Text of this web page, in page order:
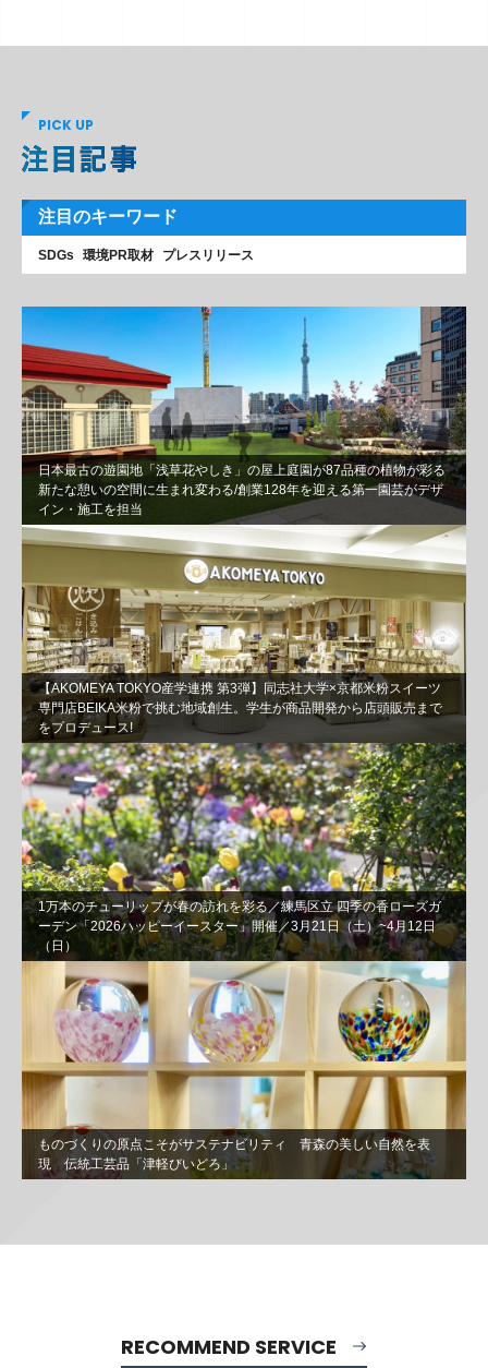
PICK UP
注目のキーワード
SDGs 環境PR取材 プレスリリース
日本最古の遊園地「浅草花やしき」の屋上庭園が87品種の植物が彩る
新たな憩いの空間に生まれ変わる/創業128年を迎える第一園芸がデザ
イン・施工を担当
【AKOMEYA TOKYO産学連携 第3弾】同志社⼤学×京都⽶粉スイーツ
専⾨店BEIKA⽶粉で挑む地域創⽣。学⽣が商品開発から店頭販売まで
をプロデュース!
1万本のチューリップが春の訪れを彩る／練馬区立 四季の香ローズガ
ーデン「2026ハッピーイースター」開催／3月21日（土）~4月12日
（日）
ものづくりの原点こそがサステナビリティ 青森の美しい自然を表
現 伝統工芸品「津軽びいどろ」
RECOMMEND SERVICE